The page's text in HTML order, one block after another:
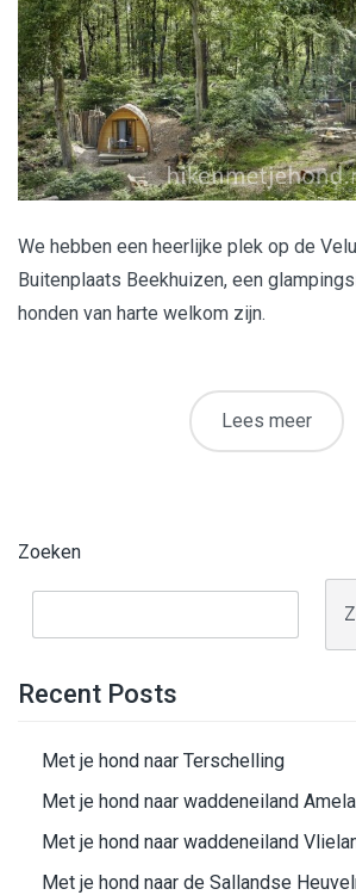
We hebben een heerlijke plek op de
Buitenplaats Beekhuizen, een
honden van harte welkom zijn.
Lees meer
Zoeken
Recent Posts
Met je hond naar Terschelling
Met je hond naar waddeneiland
Met je hond naar waddeneiland
Met je hond naar de Sallandse